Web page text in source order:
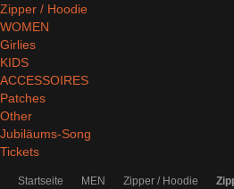
Zipper / Hoodie
WOMEN
Girlies
KIDS
ACCESSOIRES
Patches
Other
Jubiläums-Song
Tickets
Startseite MEN Zipper / Hoodie